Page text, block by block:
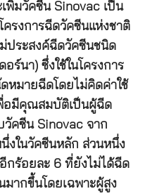
พิ่มวัคซีน Sinovac เป็น
ครงการฉีดวัคซีนแห่งชาติ
ประสงค์ฉีดวัคซีนชนิด
อร์นา) ซึ่งใช้ในโครงการ
หมายฉีดโดยไม่คิดค่าใช้
อมีคุณสมบัติเป็นผู้ฉีด
คซีน Sinovac จาก
งในวัคซีนหลัก ส่วนหนึ่ง
อีกร้อยละ 6 ที่ยังไม่ได้ฉีด
มากขึ้นโดยเฉพาะผู้สูง